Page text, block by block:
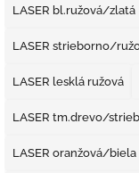
LASER bl.ružová/zlatá
LASER strieborno/
LASER lesklá ružová
LASER tm.drevo/
LASER oranžová/biela